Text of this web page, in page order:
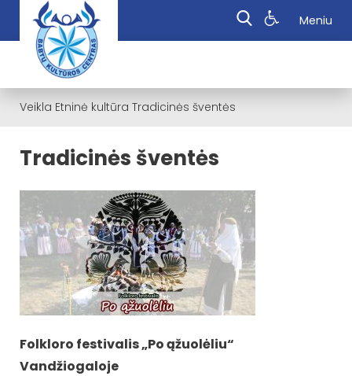
Meniu
Veikla Etninė kultūra Tradicinės šventės
Tradicinės šventės
Folkloro festivalis „Po ąžuolėliu“
Vandžiogaloje